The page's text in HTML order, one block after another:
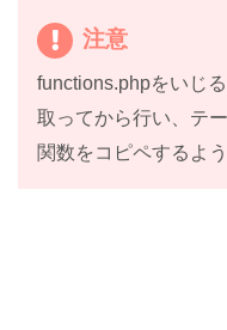
注意
functions.phpをいじ
取ってから行い、テ
関数をコピペするよ